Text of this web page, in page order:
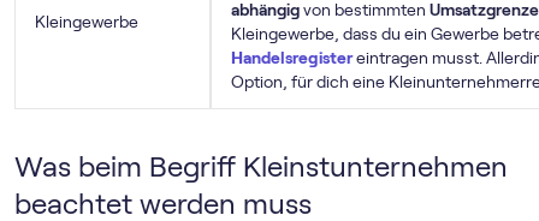
Kleingewerbe
abhängigvon bestimmten
Kleingewerbe, dass du ein Gewerbe
Handelsregistereintragen musst.
Option, für dich eine
Was beim Begriff Kleinstunternehmen
beachtet werden muss